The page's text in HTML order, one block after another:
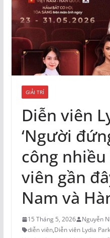
GIẢI TRÍ
Diễn viên
‘Người
công
viên gần
Nam và
15 Tháng 5, 2026
Nguyễn
diễn viên,Diễn viên Lydia Park